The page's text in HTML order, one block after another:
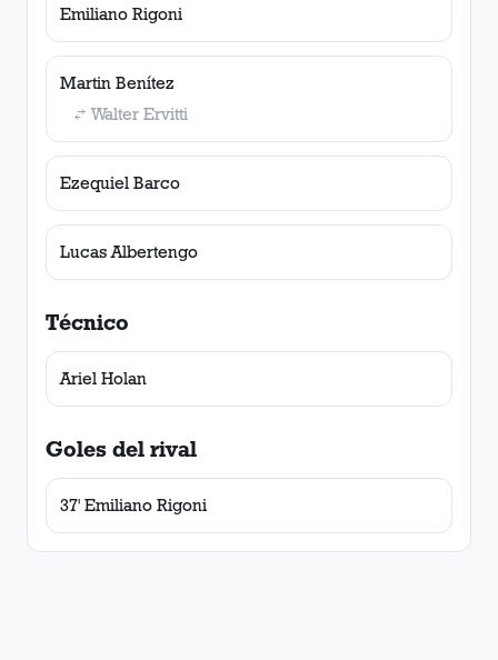
Emiliano Rigoni
Martin Benítez
Walter Ervitti
Ezequiel Barco
Lucas Albertengo
Técnico
Ariel Holan
Goles del rival
37' Emiliano Rigoni